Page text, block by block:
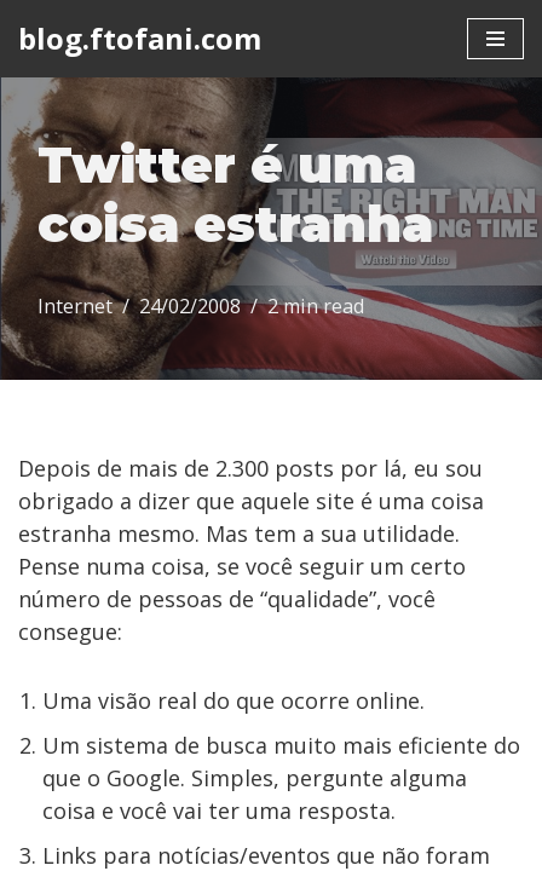
content
blog.ftofani.com
Twitter é uma
coisa estranha
Internet 24/02/2008 2 min read
Depois de mais de 2.300 posts por lá, eu sou
obrigado a dizer que aquele site é uma coisa
estranha mesmo. Mas tem a sua utilidade.
Pense numa coisa, se você seguir um certo
número de pessoas de “qualidade”, você
consegue:
Uma visão real do que ocorre online.
Um sistema de busca muito mais eficiente do
que o Google. Simples, pergunte alguma
coisa e você vai ter uma resposta.
Links para notícias/eventos que não foram